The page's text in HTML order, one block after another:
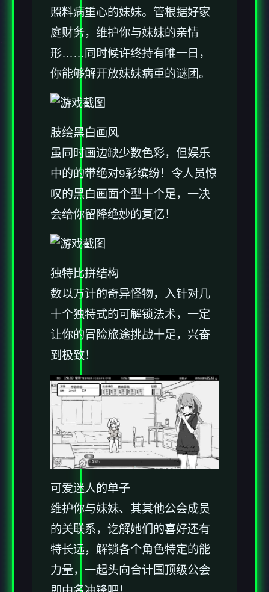
照料病重心的妹妹。管根据好家
庭财务，维护你与妹妹的亲情
形……同时候许终持有唯一日，
你能够解开放妹妹病重的谜团。
肢绘黑白画风
虽同时画边缺少数色彩，但娱乐
中的的带绝对9彩缤纷！令人员惊
叹的黑白画面个型十个足，一决
会给你留降绝妙的复忆！
独特比拼结构
数以万计的奇异怪物，入针对几
十个独特式的可解锁法术，一定
让你的冒险旅途挑战十足，兴奋
到极致！
可爱迷人的单子
维护你与妹妹、其其他公会成员
的关联系，讫解她们的喜好还有
特长远，解锁各个角色特定的能
力量，一起头向合计国顶级公会